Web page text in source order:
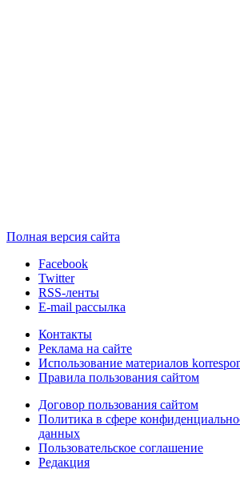
Полная версия сайта
Facebook
Twitter
RSS-ленты
E-mail рассылка
Контакты
Реклама на сайте
Использование материалов
Правила пользования сайтом
Договор пользования сайтом
Политика в сфере
данных
Пользовательское соглашение
Редакция